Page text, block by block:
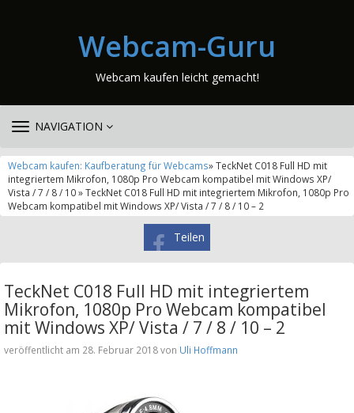
Webcam-Guru
Webcam kaufen leicht gemacht!
TOGGLE
NAVIGATION
Webcam kaufen: Kaufberatung für Webcams» TeckNet C018 Full HD mit
integriertem Mikrofon, 1080p Pro Webcam kompatibel mit Windows XP/
Vista / 7 / 8 / 10 » TeckNet C018 Full HD mit integriertem Mikrofon, 1080p Pro
Webcam kompatibel mit Windows XP/ Vista / 7 / 8 / 10 – 2
Teilen
TeckNet C018 Full HD mit integriertem
Mikrofon, 1080p Pro Webcam kompatibel
mit Windows XP/ Vista / 7 / 8 / 10 – 2
veröffentlicht am 28. Februar 2018 von Uli Hoffmann